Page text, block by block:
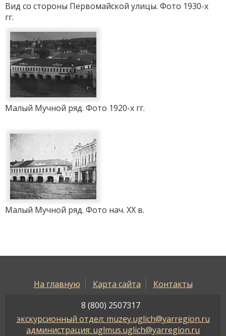
Вид со стороны Первомайской улицы. Фото 1930-х
гг.
Малый Мучной ряд. Фото 1920-х гг.
Малый Мучной ряд. Фото нач. ХХ в.
На главную Карта сайта
Контакты
8 (800) 2507317
экскурсионный отдел: muzey.uglich@yarregion.ru
администрация: uglmus.uglich@yarregion.ru